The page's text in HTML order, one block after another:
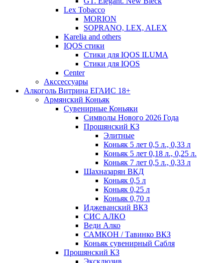
Lex Tobacco
MORION
SOPRANO, LEX, ALEX
Karelia and others
IQOS стики
Стики для IQOS ILUMA
Стики для IQOS
Сenter
Акссессуары
Алкоголь Витрина ЕГАИС 18+
Армянский Коньяк
Сувенирные Коньяки
Символы Нового 2026 Года
Прошянский КЗ
Элитные
Коньяк 5 лет 0,5 л., 0,33 л
Коньяк 5 лет 0,18 л., 0,25 л.
Коньяк 7 лет 0,5 л., 0,33 л
Шахназарян ВКД
Коньяк 0,5 л
Коньяк 0,25 л
Коньяк 0,70 л
Иджеванский ВКЗ
СИС АЛКО
Веди Алко
САМКОН / Тавинко ВКЗ
Коньяк сувенирный Сабля
Прошянский КЗ
Эксклюзив